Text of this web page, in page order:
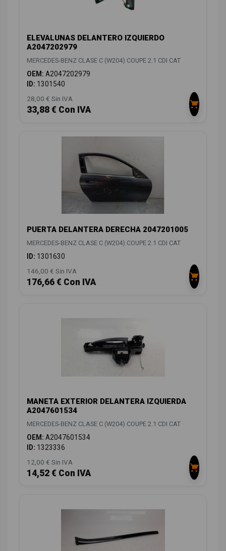
ELEVALUNAS DELANTERO IZQUIERDO
A2047202979
MERCEDES-BENZ CLASE C (W204) COUPE 2.1 CDI CAT
OEM: A2047202979
ID: 1301540
28,00 € Sin IVA
33,88 € Con IVA
PUERTA DELANTERA DERECHA 2047201005
MERCEDES-BENZ CLASE C (W204) COUPE 2.1 CDI CAT
ID: 1301630
146,00 € Sin IVA
176,66 € Con IVA
MANETA EXTERIOR DELANTERA IZQUIERDA
A2047601534
MERCEDES-BENZ CLASE C (W204) COUPE 2.1 CDI CAT
OEM: A2047601534
ID: 1323336
12,00 € Sin IVA
14,52 € Con IVA